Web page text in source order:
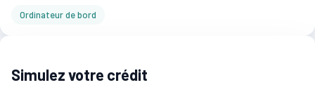
Ordinateur de bord
Simulez votre crédit